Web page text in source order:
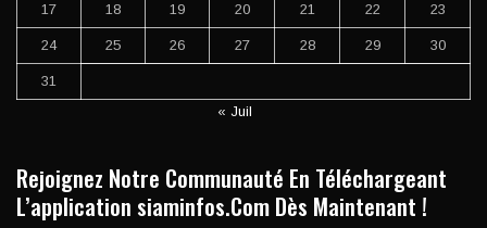
17 18 19 20 21 22 23
24 25 26 27 28 29 30
31
« Juil
Rejoignez Notre Communauté En Téléchargeant
L’application siaminfos.Com Dès Maintenant !